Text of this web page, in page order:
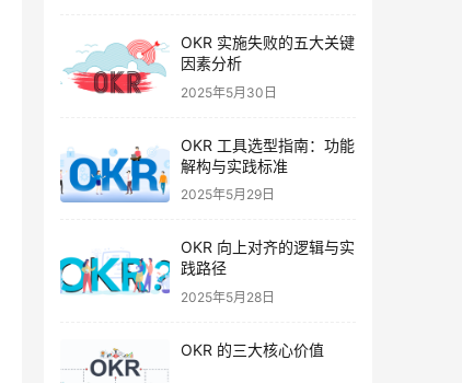
OKR 实施失败的五大关键
因素分析
2025年5月30日
OKR 工具选型指南：功能
解构与实践标准
2025年5月29日
OKR 向上对齐的逻辑与实
践路径
2025年5月28日
OKR 的三大核心价值